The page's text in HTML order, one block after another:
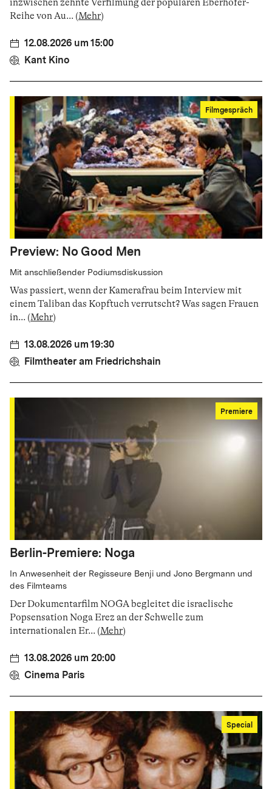
inzwischen zehnte Verfilmung der populären Eberhofer-
Reihe von Au... (Mehr)
12.08.2026 um 15:00
Kant Kino
Filmgespräch
Preview: No Good Men
Mit anschließender Podiumsdiskussion
Was passiert, wenn der Kamerafrau beim Interview mit
einem Taliban das Kopftuch verrutscht? Was sagen Frauen
in... (Mehr)
13.08.2026 um 19:30
Filmtheater am Friedrichshain
Premiere
Berlin-Premiere: Noga
In Anwesenheit der Regisseure Benji und Jono Bergmann und
des Filmteams
Der Dokumentarfilm NOGA begleitet die israelische
Popsensation Noga Erez an der Schwelle zum
internationalen Er... (Mehr)
13.08.2026 um 20:00
Cinema Paris
Special